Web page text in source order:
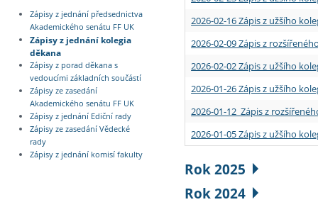
Zápisy z jednání předsednictva
Akademického senátu FF UK
Zápisy z jednání kolegia
děkana
Zápisy z porad děkana s
vedoucími základních součástí
Zápisy ze zasedání
Akademického senátu FF UK
Zápisy z jednání Ediční rady
Zápisy ze zasedání Vědecké
rady
Zápisy z jednání komisí fakulty
2026-02-16 Zápis z užšího
2026-02-09 Zápis z
2026-02-02 Zápis z užšího
2026-01-26 Zápis z užšího
2026-01-12 Zápis z
2026-01-05 Zápis z užšího
Rok 2025
Rok 2024